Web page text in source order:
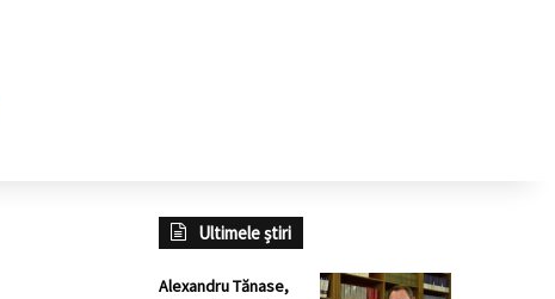
Ultimele știri
Alexandru Tănase,